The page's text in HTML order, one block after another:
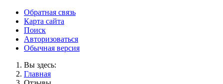
Обратная связь
Карта сайта
Поиск
Авторизоваться
Обычная версия
Вы здесь:
Главная